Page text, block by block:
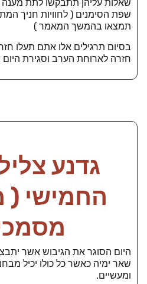
שאלות עליהן תתבקשו לתת מענה
שפת הסימנים ( לחוויות חניך
תמצאו בהמשך המאמר )
בסיום תרגילים אלו אתם תעלו
חזרה לארוחת הערב וסגירת היום
גדנע
החמישי (
היום הסוגר את הגיבוש אשר
שאר ימיה כאשר כל כולו יכיל
ומעשיים.